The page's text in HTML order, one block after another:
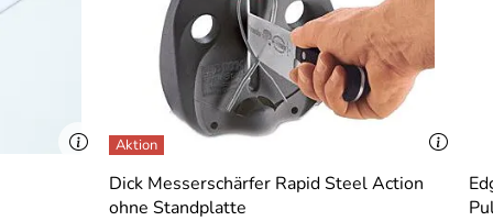
Dick Messerschärfer Rapid Steel Action
ohne Standplatte